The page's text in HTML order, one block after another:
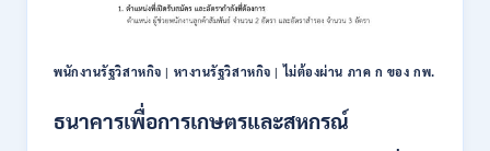
2569
10
/
หลาย
พนักงานรัฐวิสาหกิจ | หางานรัฐวิสาหกิจ |ไม่ต้องผ่าน ภาค ก ของ กพ.
ธนาคารเพื่อการเกษตรและสหกรณ์